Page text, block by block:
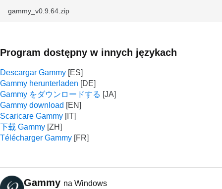
gammy_v0.9.64.zip
Program dostępny w innych językach
Descargar Gammy
Gammy herunterladen
Gammy をダウンロードする
Gammy download
Scaricare Gammy
下载 Gammy
Télécharger Gammy
Gammy na Windows